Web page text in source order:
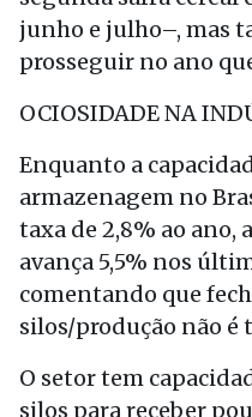
junho e julho–, mas
prosseguir no ano
OCIOSIDADE NA
Enquanto a
armazenagem no
taxa de 2,8% ao ano,
avança 5,5% nos
comentando que
silos/produção não é
O setor tem
silos para receber